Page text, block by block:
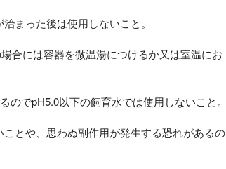
まった後は使用しないこと。
合には容器を微温湯につけるか又は室温にお
でpH5.0以下の飼育水では使用しないこと。
とや、思わぬ副作用が発生する恐れがあるの